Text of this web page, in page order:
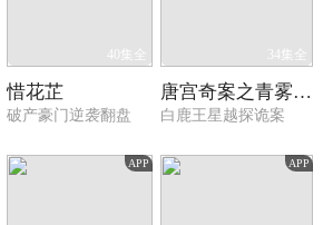
40集全
惜花芷
破产豪门逆袭翻盘
34集全
唐宫奇案之青雾风鸣
白鹿王星越探诡案
APP APP